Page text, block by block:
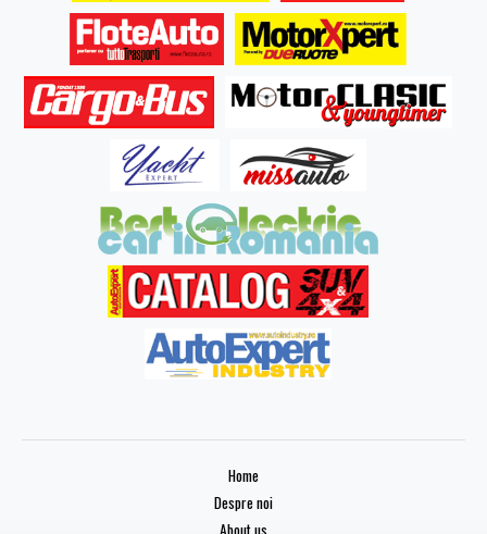
Home
Despre noi